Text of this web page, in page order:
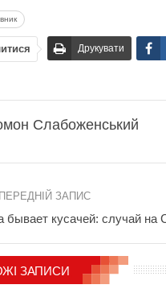
Друкувати
Слабоженський
ЗАПИС
бывает кусачей: случай на
ЗАПИСИ